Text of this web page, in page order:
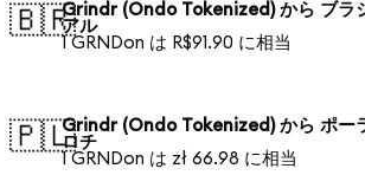
🇧🇷Grindr (Ondo Tokenized) から ブラ
アル
1 GRNDon は R$91.90 に相当
🇵🇱Grindr (Ondo Tokenized) から ポー
ロチ
1 GRNDon は zł 66.98 に相当